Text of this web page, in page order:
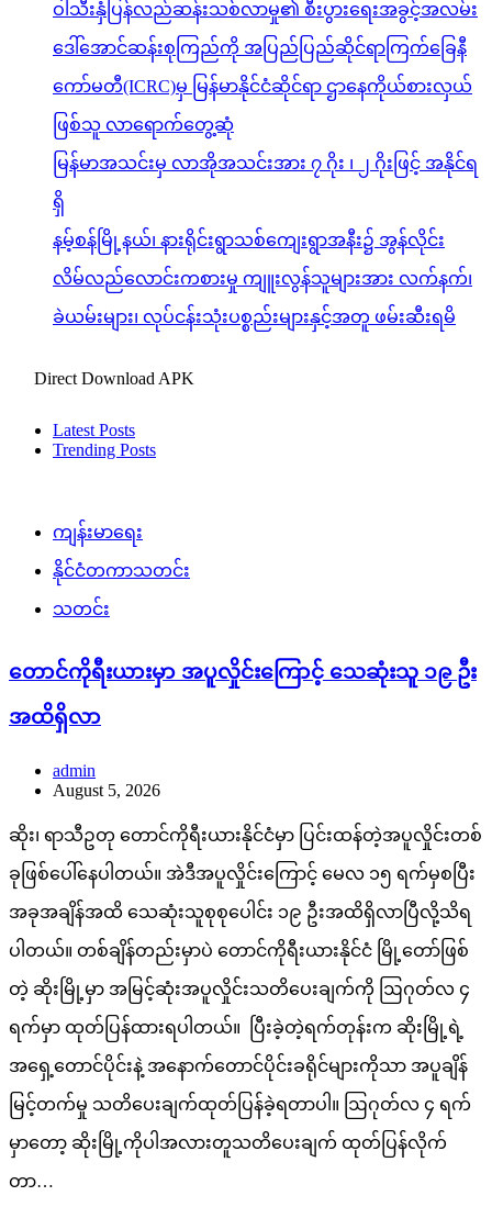
ဝါသီးနှံပြန်လည်ဆန်းသစ်လာမှု၏ စီးပွားရေးအခွင့်အလမ်း
ဒေါ်အောင်ဆန်းစုကြည်ကို အပြည်ပြည်ဆိုင်ရာကြက်ခြေနီ
ကော်မတီ(ICRC)မှ မြန်မာနိုင်ငံဆိုင်ရာ ဌာနေကိုယ်စားလှယ်
ဖြစ်သူ လာရောက်တွေ့ဆုံ
မြန်မာအသင်းမှ လာအိုအသင်းအား ၇ ဂိုး ၊ ၂ ဂိုးဖြင့် အနိုင်ရ
ရှိ
နမ့်စန်မြို့နယ်၊ နားရိုင်းရွာသစ်ကျေးရွာအနီး၌ အွန်လိုင်း
လိမ်လည်လောင်းကစားမှု ကျူးလွန်သူများအား လက်နက်၊
ခဲယမ်းများ၊ လုပ်ငန်းသုံးပစ္စည်းများနှင့်အတူ ဖမ်းဆီးရမိ
Direct Download APK
Latest Posts
Trending Posts
ကျန်းမာရေး
နိုင်ငံတကာသတင်း
သတင်း
တောင်ကိုရီးယားမှာ အပူလှိုင်းကြောင့် သေဆုံးသူ ၁၉ ဦး
အထိရှိလာ
admin
August 5, 2026
ဆိုး၊ ရာသီဥတု တောင်ကိုရီးယားနိုင်ငံမှာ ပြင်းထန်တဲ့အပူလှိုင်းတစ်
ခုဖြစ်ပေါ်နေပါတယ်။ အဲဒီအပူလှိုင်းကြောင့် မေလ ၁၅ ရက်မှစပြီး
အခုအချိန်အထိ သေဆုံးသူစုစုပေါင်း ၁၉ ဦးအထိရှိလာပြီလို့သိရ
ပါတယ်။ တစ်ချိန်တည်းမှာပဲ တောင်ကိုရီးယားနိုင်ငံ မြို့တော်ဖြစ်
တဲ့ ဆိုးမြို့မှာ အမြင့်ဆုံးအပူလှိုင်းသတိပေးချက်ကို ဩဂုတ်လ ၄
ရက်မှာ ထုတ်ပြန်ထားရပါတယ်။ ပြီးခဲ့တဲ့ရက်တုန်းက ဆိုးမြို့ရဲ့
အရှေ့တောင်ပိုင်းနဲ့ အနောက်တောင်ပိုင်းခရိုင်များကိုသာ အပူချိန်
မြင့်တက်မှု သတိပေးချက်ထုတ်ပြန်ခဲ့ရတာပါ။ ဩဂုတ်လ ၄ ရက်
မှာတော့ ဆိုးမြို့ကိုပါအလားတူသတိပေးချက် ထုတ်ပြန်လိုက်
တာ…